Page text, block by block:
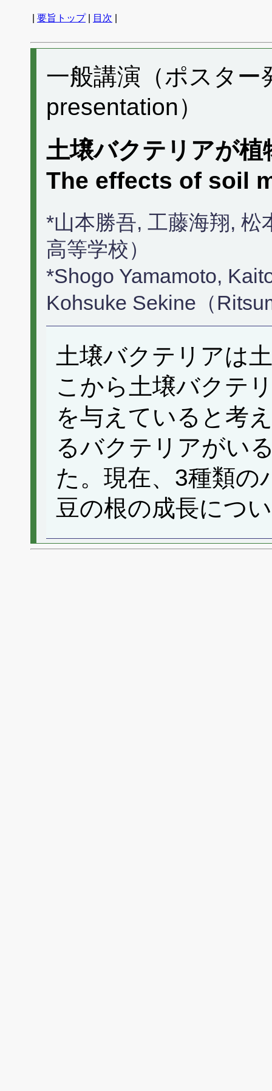
要旨トップ| 目次
一般講演（ポスタ
presentation）
土壌バクテリアが
The effects of soil
*山本勝吾, 工藤海翔, 松
高等学校）
*Shogo Yamamoto,
Kohsuke Sekine（
土壌バクテリアは
こから土壌バクテ
を与えていると考
るバクテリアがい
た。現在、3種類の
豆の根の成長につ